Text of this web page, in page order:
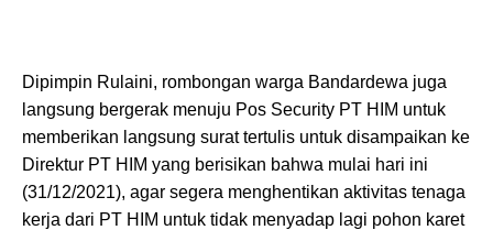
Dipimpin Rulaini, rombongan warga Bandardewa juga
langsung bergerak menuju Pos Security PT HIM untuk
memberikan langsung surat tertulis untuk disampaikan ke
Direktur PT HIM yang berisikan bahwa mulai hari ini
(31/12/2021), agar segera menghentikan aktivitas tenaga
kerja dari PT HIM untuk tidak menyadap lagi pohon karet